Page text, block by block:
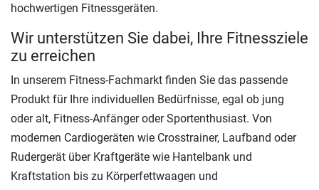
hochwertigen Fitnessgeräten.
Wir unterstützen Sie dabei, Ihre Fitnessziele
zu erreichen
In unserem Fitness-Fachmarkt finden Sie das passende
Produkt für Ihre individuellen Bedürfnisse, egal ob jung
oder alt, Fitness-Anfänger oder Sportenthusiast. Von
modernen Cardiogeräten wie Crosstrainer, Laufband oder
Rudergerät über Kraftgeräte wie Hantelbank und
Kraftstation bis zu Körperfettwaagen und